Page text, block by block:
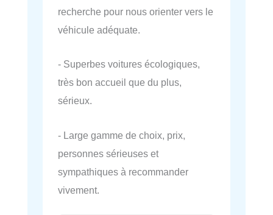
recherche pour nous orienter vers le
véhicule adéquate.
- Superbes voitures écologiques,
très bon accueil que du plus,
sérieux.
- Large gamme de choix, prix,
personnes sérieuses et
sympathiques à recommander
vivement.